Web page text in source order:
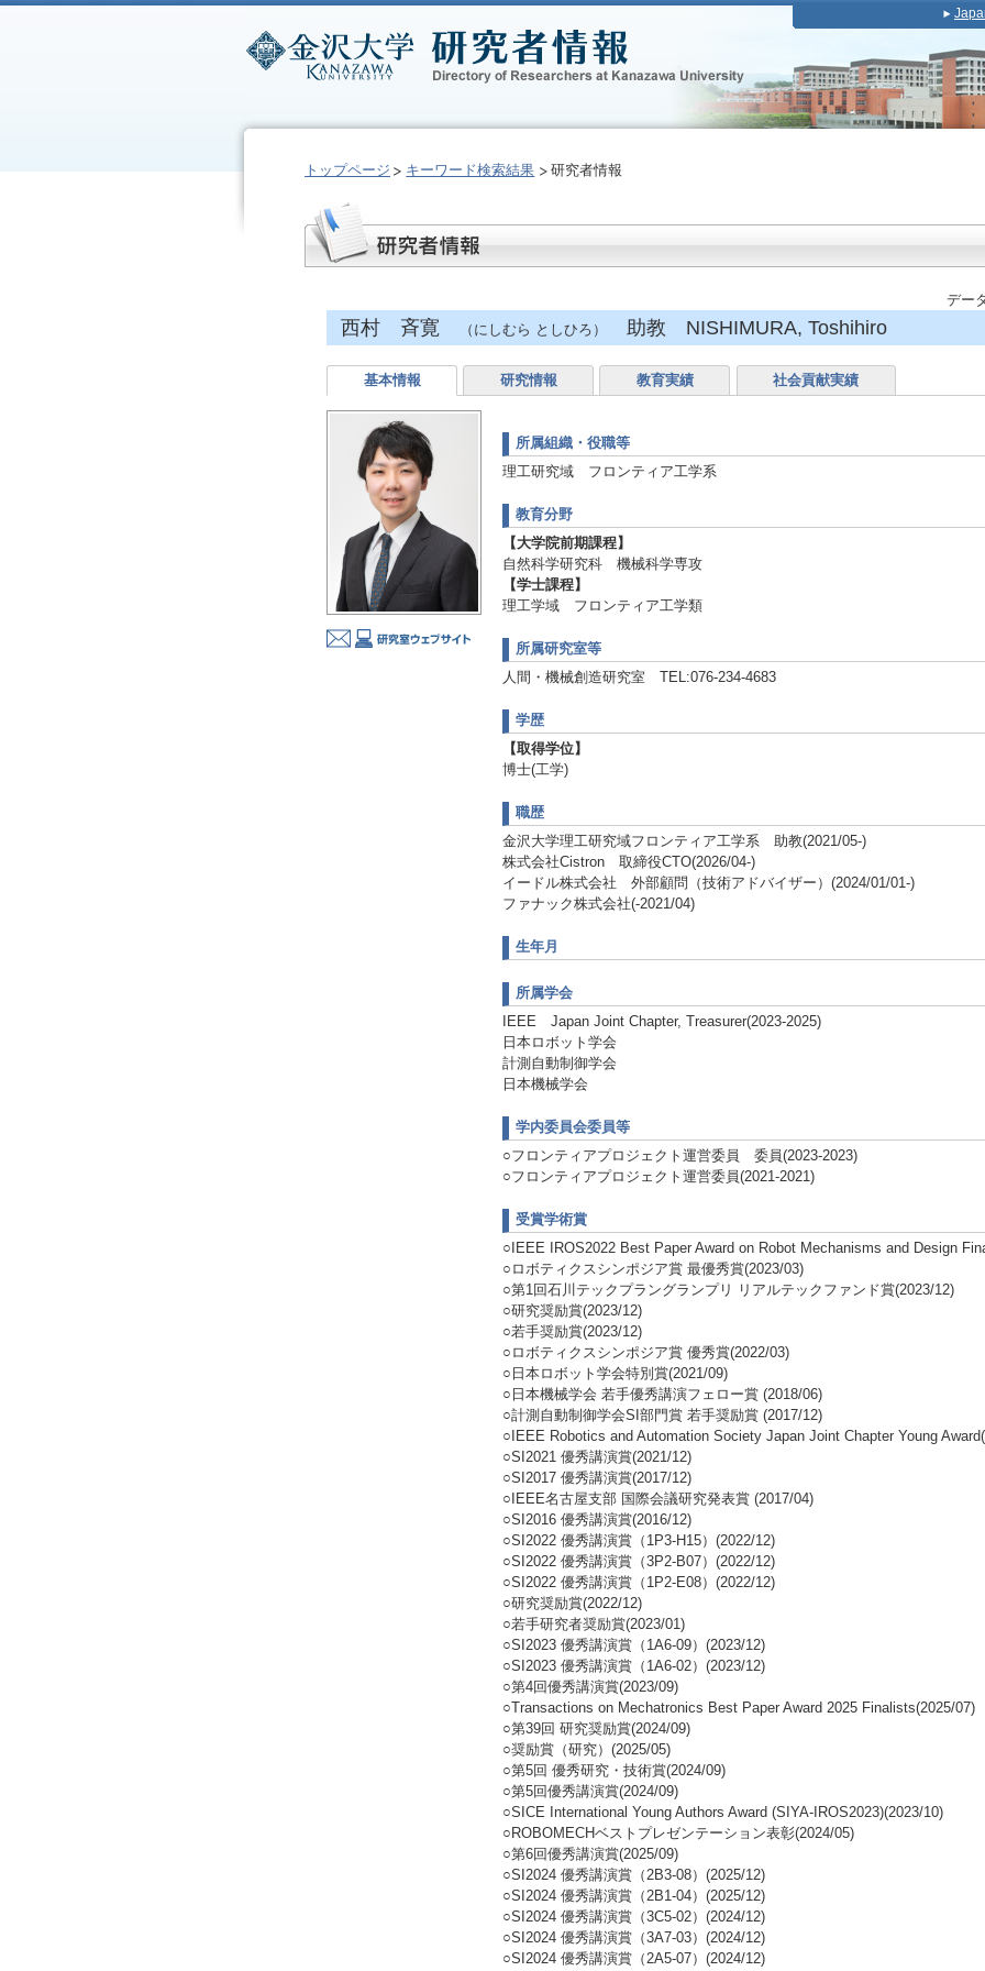
トップページ キーワード検索結果 研究者情報
デー
西村 斉寛 （にしむら としひろ） 助教 NISHIMURA, Toshihiro
基本情報 研究情報 教育実績 社会貢献実績
所属組織・役職等
理工研究域 フロンティア工学系
教育分野
【大学院前期課程】
自然科学研究科 機械科学専攻
【学士課程】
理工学域 フロンティア工学類
所属研究室等
人間・機械創造研究室 TEL:076-234-4683
学歴
【取得学位】
博士(工学)
職歴
金沢大学理工研究域フロンティア工学系 助教(2021/05-)
株式会社Cistron 取締役CTO(2026/04-)
イードル株式会社 外部顧問（技術アドバイザー）(2024/01/01-)
ファナック株式会社(-2021/04)
生年月
所属学会
IEEE Japan Joint Chapter, Treasurer(2023-2025)
日本ロボット学会
計測自動制御学会
日本機械学会
学内委員会委員等
○フロンティアプロジェクト運営委員 委員(2023-2023)
○フロンティアプロジェクト運営委員(2021-2021)
受賞学術賞
○IEEE IROS2022 Best Paper Award on Robot Mechanisms and Design
○ロボティクスシンポジア賞 最優秀賞(2023/03)
○第1回石川テックプラングランプリ リアルテックファンド賞(2023/12)
○研究奨励賞(2023/12)
○若手奨励賞(2023/12)
○ロボティクスシンポジア賞 優秀賞(2022/03)
○日本ロボット学会特別賞(2021/09)
○日本機械学会 若手優秀講演フェロー賞 (2018/06)
○計測自動制御学会SI部門賞 若手奨励賞 (2017/12)
○IEEE Robotics and Automation Society Japan Joint Chapter Young
○SI2021 優秀講演賞(2021/12)
○SI2017 優秀講演賞(2017/12)
○IEEE名古屋支部 国際会議研究発表賞 (2017/04)
○SI2016 優秀講演賞(2016/12)
○SI2022 優秀講演賞（1P3-H15）(2022/12)
○SI2022 優秀講演賞（3P2-B07）(2022/12)
○SI2022 優秀講演賞（1P2-E08）(2022/12)
○研究奨励賞(2022/12)
○若手研究者奨励賞(2023/01)
○SI2023 優秀講演賞（1A6-09）(2023/12)
○SI2023 優秀講演賞（1A6-02）(2023/12)
○第4回優秀講演賞(2023/09)
○Transactions on Mechatronics Best Paper Award 2025 Finalists(2025/07)
○第39回 研究奨励賞(2024/09)
○奨励賞（研究）(2025/05)
○第5回 優秀研究・技術賞(2024/09)
○第5回優秀講演賞(2024/09)
○SICE International Young Authors Award (SIYA-IROS2023)(2023/10)
○ROBOMECHベストプレゼンテーション表彰(2024/05)
○第6回優秀講演賞(2025/09)
○SI2024 優秀講演賞（2B3-08）(2025/12)
○SI2024 優秀講演賞（2B1-04）(2025/12)
○SI2024 優秀講演賞（3C5-02）(2024/12)
○SI2024 優秀講演賞（3A7-03）(2024/12)
○SI2024 優秀講演賞（2A5-07）(2024/12)